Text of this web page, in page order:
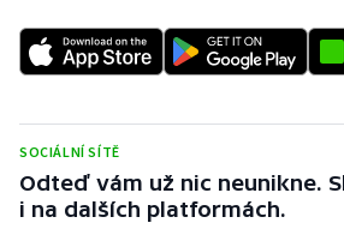
SOCIÁLNÍ SÍTĚ
Odteď vám už nic neunikne.
i na dalších platformách.